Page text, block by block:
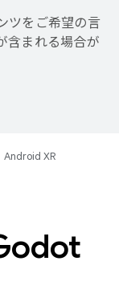
ツをご希望の言
含まれる場合が
Android XR